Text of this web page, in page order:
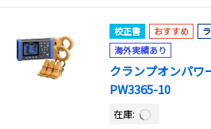
校正書 おすすめ
海外実績あり
クランプオンパワ
PW3365-10
在庫: